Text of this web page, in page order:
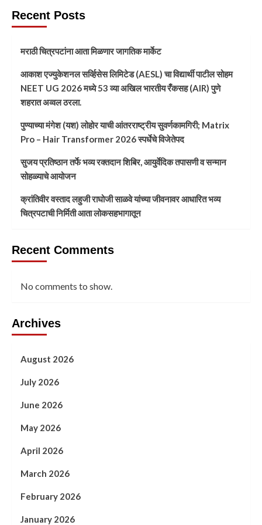
Recent Posts
मराठी चित्रपटांना आता मिळणार जागतिक मार्केट
आकाश एज्युकेशनल सर्व्हिसेस लिमिटेड (AESL) चा विद्यार्थी पाटील सोहम
NEET UG 2026 मध्ये 53 व्या अखिल भारतीय रँकसह (AIR) पुणे
शहरात अव्वल ठरला.
पुण्याच्या मंगेश (यश) लोहोर याची आंतरराष्ट्रीय सुवर्णकामगिरी; Matrix
Pro – Hair Transformer 2026 स्पर्धेचे विजेतेपद
सुजय प्रतिष्ठान तर्फे भव्य रक्तदान शिबिर, आयुर्वेदिक तपासणी व सन्मान
सोहळ्याचे आयोजन
क्रांतिवीर वस्ताद लहुजी राघोजी साळवे यांच्या जीवनावर आधारित भव्य
चित्रपटाची निर्मिती आता लोकसहभागातून
Recent Comments
No comments to show.
Archives
August 2026
July 2026
June 2026
May 2026
April 2026
March 2026
February 2026
January 2026